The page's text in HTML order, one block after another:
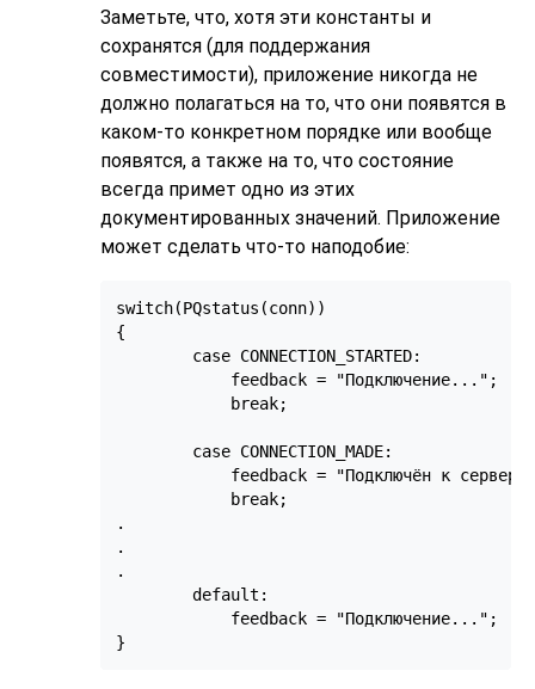
Заметьте, что, хотя эти константы и
сохранятся (для поддержания
совместимости), приложение никогда не
должно полагаться на то, что они появятся в
каком-то конкретном порядке или вообще
появятся, а также на то, что состояние
всегда примет одно из этих
документированных значений. Приложение
может сделать что-то наподобие:
switch(PQstatus(conn))
{
        case CONNECTION_STARTED:
            feedback = "Подключение...";
            break;
        case CONNECTION_MADE:
feedback = "Подключён к
            break;
.
.
.
        default:
            feedback = "Подключение...";
}